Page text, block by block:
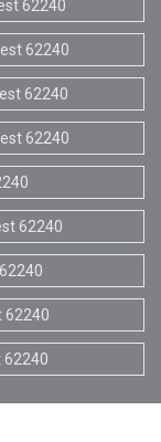
62240
62240
62240
62240
62240
62240
62240